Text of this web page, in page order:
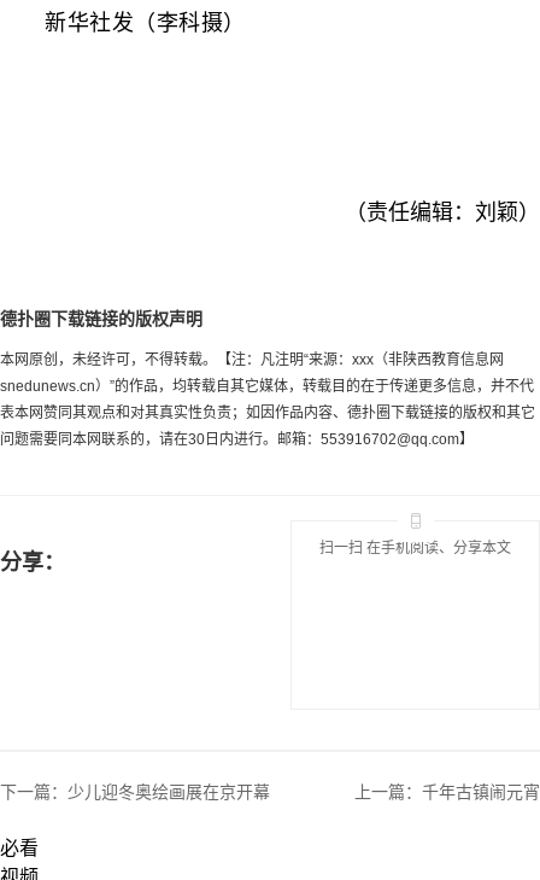
新华社发（李科摄）
（责任编辑：刘颖）
德扑圈下载链接的版权声明
本网原创，未经许可，不得转载。【注：凡注明“来源：xxx（非陕西教育信息网
snedunews.cn）”的作品，均转载自其它媒体，转载目的在于传递更多信息，并不代
表本网赞同其观点和对其真实性负责；如因作品内容、德扑圈下载链接的版权和其它
问题需要同本网联系的，请在30日内进行。邮箱： 553916702@qq.com】
分享：
扫一扫 在手机阅读、分享本文
上一篇： 千年古镇闹元宵
下一篇： 少儿迎冬奥绘画展在京开幕
必看